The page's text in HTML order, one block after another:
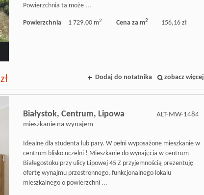
Powierzchnia ta może ...
Powierzchnia 1 729,00 m2 Cena za m2 156,16 zł
zł Dodaj do notatnika zobacz więcej
Białystok, Centrum, Lipowa
mieszkanie na wynajem
ALT-MW-1484
Idealne dla studenta lub pary. W pełni wyposażone mieszkanie w
centrum blisko uczelni ! Mieszkanie do wynajęcia w centrum
Białegostoku przy ulicy Lipowej 45 Z przyjemnością prezentuję
ofertę wynajmu przestronnego, funkcjonalnego lokalu
mieszkalnego o powierzchni ...